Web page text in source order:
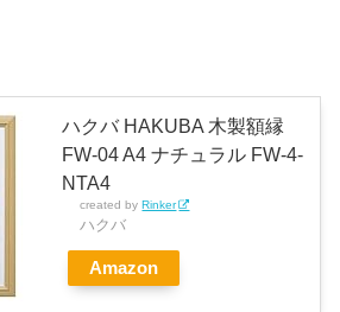
ハクバ HAKUBA 木製額縁
FW-04 A4 ナチュラル FW-4-
NTA4
created byRinker
ハクバ
Amazon